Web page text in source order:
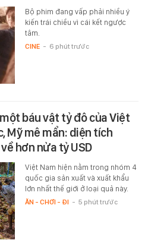
Bộ phim đang vấp phải nhiều ý
kiến trái chiều vì cái kết ngược
tâm.
CINE - 6 phút trước
báu vật tỷ đô của Việt
Mỹ mê mẩn: diện tích
hơn nửa tỷ USD
Việt Nam hiện nằm trong nhóm 4
quốc gia sản xuất và xuất khẩu
lớn nhất thế giới ở loại quả này.
ĂN - CHƠI - ĐI - 5 phút trước